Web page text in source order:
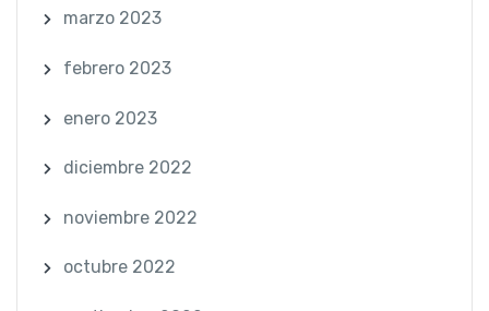
marzo 2023
febrero 2023
enero 2023
diciembre 2022
noviembre 2022
octubre 2022